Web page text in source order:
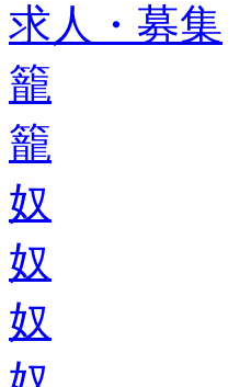
求人・募集
籠
籠
奴
奴
奴